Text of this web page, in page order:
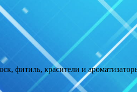
фитиль, красители и